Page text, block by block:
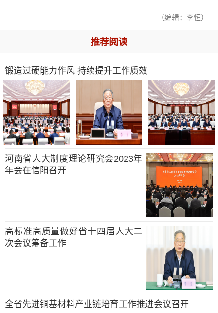
（编辑：李恒）
推荐阅读
锻造过硬能力作风 持续提升工作质效
河南省人大制度理论研究会2023年
年会在信阳召开
高标准高质量做好省十四届人大二
次会议筹备工作
全省先进铜基材料产业链培育工作推进会议召开